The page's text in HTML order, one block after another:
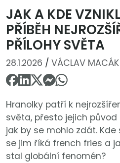
JAK A KDE
PŘÍBĚH
PŘÍLOHY SVĚTA
28.1.2026 / VÁCLAV MACÁK
Hranolky patří k
světa, přesto jejich
jak by se mohlo zdát.
se jim říká french fries a
stal globální fenomén?